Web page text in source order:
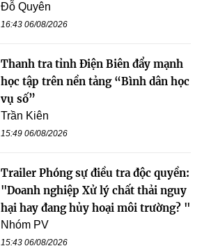
Đỗ Quyên
16:43 06/08/2026
Thanh tra tỉnh Điện Biên đẩy mạnh
học tập trên nền tảng “Bình dân học
vụ số”
Trần Kiên
15:49 06/08/2026
Trailer Phóng sự điều tra độc quyền:
"Doanh nghiệp Xử lý chất thải nguy
hại hay đang hủy hoại môi trường? "
Nhóm PV
15:43 06/08/2026